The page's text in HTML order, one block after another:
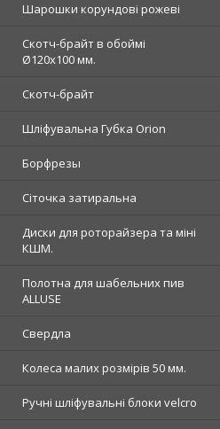
Шарошки корундові рожеві
Скотч-брайт в обоймі
Ø120х100 мм.
Скотч-брайт
Шліфувальна Губка Orion
Борфрезы
Сіточка затиральна
Диски для роторайзера та міні
КШМ.
Полотна для шабельних пив
ALLUSE
Свердла
Колеса малих розмірів 50 мм.
Ручні шліфувальні блоки velcro